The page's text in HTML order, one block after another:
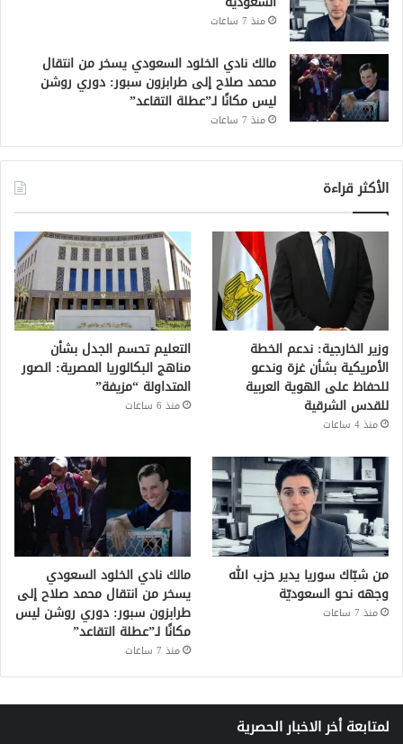
منذ 7 ساعات
مالك نادي الخلود السعودي يسخر من انتقال
محمد صلاح إلى طرابزون سبور: دوري روشن
ليس مكانًا لـ”عطلة التقاعد”
منذ 7 ساعات
الأكثر قراءة
وزير الخارجية: ندعم الخطة
الأمريكية بشأن غزة وندعو
للحفاظ على الهوية العربية
للقدس الشرقية
منذ 4 ساعات
التعليم تحسم الجدل بشأن
مناهج البكالوريا المصرية: الصور
المتداولة “مزيفة”
منذ 6 ساعات
من شبّاك سوريا يدير حزب الله
وجهه نحو السعوديّة
منذ 7 ساعات
مالك نادي الخلود السعودي
يسخر من انتقال محمد صلاح إلى
طرابزون سبور: دوري روشن ليس
مكانًا لـ”عطلة التقاعد”
منذ 7 ساعات
لمتابعة أخر الاخبار الحصرية